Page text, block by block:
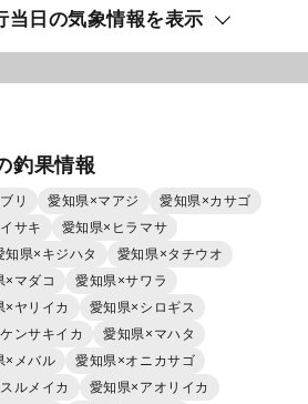
当日の気象情報を表示
釣果情報
リ 愛知県×マアジ
愛知県×カサゴ
サキ
愛知県×ヒラマサ
知県×キジハタ
愛知県×タチウオ
×マダコ
愛知県×サワラ
×ヤリイカ
愛知県×シロギス
ンサキイカ
愛知県×マハタ
×メバル
愛知県×オニカサゴ
ルメイカ
愛知県×アオリイカ